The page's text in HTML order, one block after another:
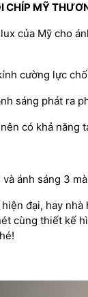
MỸ
của Mỹ cho
cường lực
sáng phát ra
có khả năng
ánh sáng 3
đại, hay
cùng thiết kế